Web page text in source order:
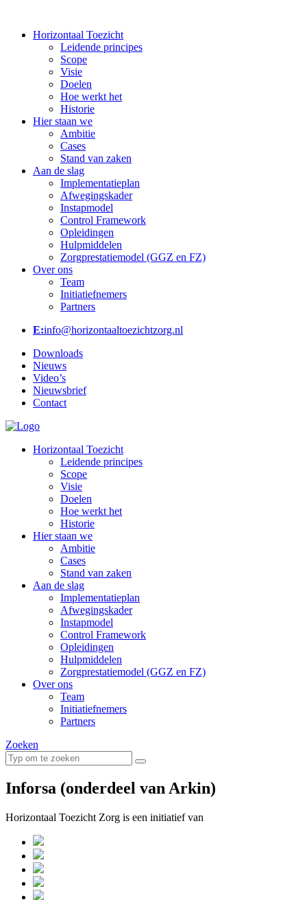
Horizontaal Toezicht
Leidende principes
Scope
Visie
Doelen
Hoe werkt het
Historie
Hier staan we
Ambitie
Cases
Stand van zaken
Aan de slag
Implementatieplan
Afwegingskader
Instapmodel
Control Framework
Opleidingen
Hulpmiddelen
Zorgprestatiemodel (GGZ en FZ)
Over ons
Team
Initiatiefnemers
Partners
E:info@horizontaaltoezichtzorg.nl
Downloads
Nieuws
Video’s
Nieuwsbrief
Contact
Horizontaal Toezicht
Leidende principes
Scope
Visie
Doelen
Hoe werkt het
Historie
Hier staan we
Ambitie
Cases
Stand van zaken
Aan de slag
Implementatieplan
Afwegingskader
Instapmodel
Control Framework
Opleidingen
Hulpmiddelen
Zorgprestatiemodel (GGZ en FZ)
Over ons
Team
Initiatiefnemers
Partners
Zoeken
Inforsa (onderdeel van Arkin)
Horizontaal Toezicht Zorg is een initiatief van